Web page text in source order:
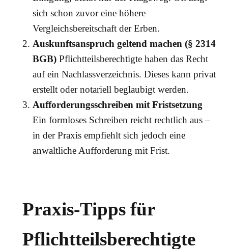
sich schon zuvor eine höhere
Vergleichsbereitschaft der Erben.
Auskunftsanspruch geltend machen (§ 2314
BGB) Pflichtteilsberechtigte haben das Recht
auf ein Nachlassverzeichnis. Dieses kann privat
erstellt oder notariell beglaubigt werden.
Aufforderungsschreiben mit Fristsetzung
Ein formloses Schreiben reicht rechtlich aus –
in der Praxis empfiehlt sich jedoch eine
anwaltliche Aufforderung mit Frist.
Praxis-Tipps für
Pflichtteilsberechtigte